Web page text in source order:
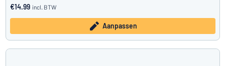
€14.99 incl. BTW
Aanpassen